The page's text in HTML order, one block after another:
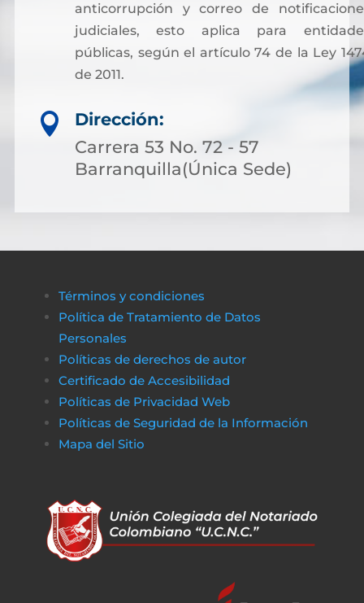
anticorrupción y correo de
judiciales, esto aplica para
públicas, según el artículo 74 de la Ley
de 2011.
Sin embargo, para facilitar otros trámites y
pagos asociados a servicios notariales, hoy
es posible acceder a soluciones financieras
más flexibles. Muchas personas optan por
de financiamiento rápido y transparente,
administrativo pueda completarse sin
obstáculos económicos.
De la misma manera, en
jugadores pueden disfrutar de un entorno
de juego claro y sin complicaciones. Al igual
las transacciones son seguras y rápidas, lo
que permite a los jugadores concentrarse
en lo que más importa: la experiencia de
en el del entretenimiento en línea, la

Dirección:
Carrera 53 No. 72 - 57
Barranquilla(Única Sede)
Términos y condiciones
Política de Tratamiento de Datos
Personales
Políticas de derechos de autor
Certificado de Accesibilidad
Políticas de Privacidad Web
Políticas de Seguridad de la Información
Mapa del Sitio